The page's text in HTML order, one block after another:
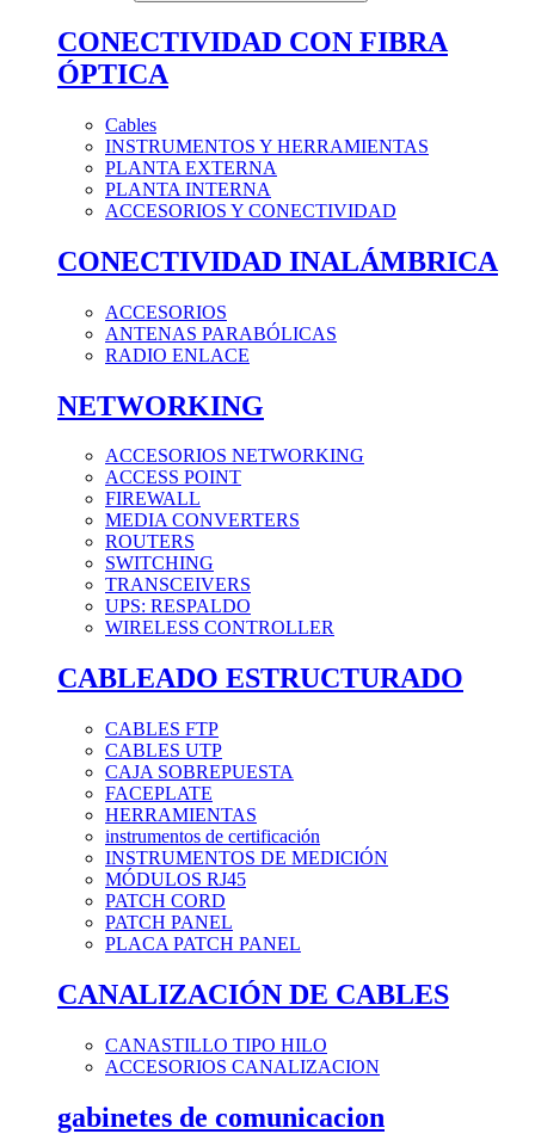
CONECTIVIDAD CON FIBRA
ÓPTICA
Cables
INSTRUMENTOS Y HERRAMIENTAS
PLANTA EXTERNA
PLANTA INTERNA
ACCESORIOS Y CONECTIVIDAD
CONECTIVIDAD INALÁMBRICA
ACCESORIOS
ANTENAS PARABÓLICAS
RADIO ENLACE
NETWORKING
ACCESORIOS NETWORKING
ACCESS POINT
FIREWALL
MEDIA CONVERTERS
ROUTERS
SWITCHING
TRANSCEIVERS
UPS: RESPALDO
WIRELESS CONTROLLER
CABLEADO ESTRUCTURADO
CABLES FTP
CABLES UTP
CAJA SOBREPUESTA
FACEPLATE
HERRAMIENTAS
instrumentos de certificación
INSTRUMENTOS DE MEDICIÓN
MÓDULOS RJ45
PATCH CORD
PATCH PANEL
PLACA PATCH PANEL
CANALIZACIÓN DE CABLES
CANASTILLO TIPO HILO
ACCESORIOS CANALIZACION
gabinetes de comunicacion